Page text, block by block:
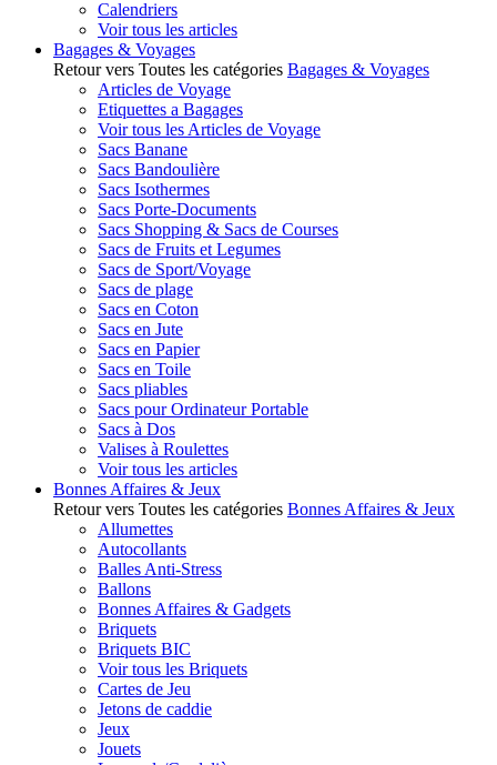
Calendriers
Voir tous les articles
Bagages & Voyages
Retour vers Toutes les catégories Bagages & Voyages
Articles de Voyage
Etiquettes a Bagages
Voir tous les Articles de Voyage
Sacs Banane
Sacs Bandoulière
Sacs Isothermes
Sacs Porte-Documents
Sacs Shopping & Sacs de Courses
Sacs de Fruits et Legumes
Sacs de Sport/Voyage
Sacs de plage
Sacs en Coton
Sacs en Jute
Sacs en Papier
Sacs en Toile
Sacs pliables
Sacs pour Ordinateur Portable
Sacs à Dos
Valises à Roulettes
Voir tous les articles
Bonnes Affaires & Jeux
Retour vers Toutes les catégories Bonnes Affaires & Jeux
Allumettes
Autocollants
Balles Anti-Stress
Ballons
Bonnes Affaires & Gadgets
Briquets
Briquets BIC
Voir tous les Briquets
Cartes de Jeu
Jetons de caddie
Jeux
Jouets